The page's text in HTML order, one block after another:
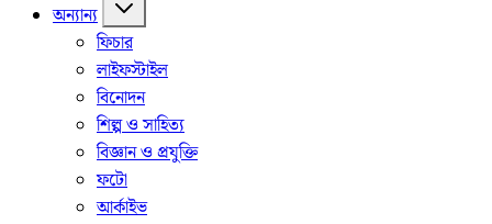
অন্যান্য
ফিচার
লাইফস্টাইল
বিনোদন
শিল্প ও সাহিত্য
বিজ্ঞান ও প্রযুক্তি
ফটো
আর্কাইভ